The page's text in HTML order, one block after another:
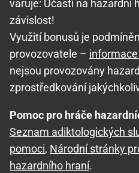
varuje: Účastí na hazardní
závislost!
Využití bonusů je
provozovatele –
nejsou provozovány
zprostředkování
Pomoc pro hráče
Seznam adiktologických
pomoci, Národní stránky
hazardního hraní.